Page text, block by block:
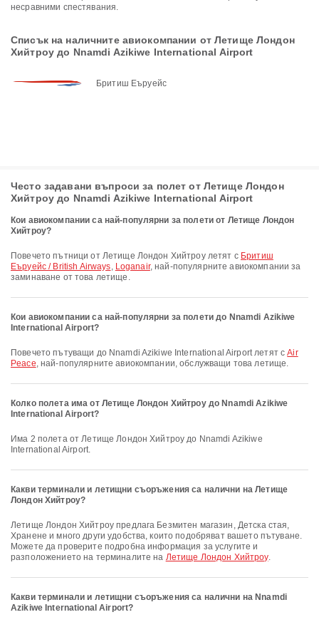
несравними спестявания.
Списък на наличните авиокомпании от Летище Лондон
Хийтроу до Nnamdi Azikiwe International Airport
Бритиш Еъруейс
Често задавани въпроси за полет от Летище Лондон
Хийтроу до Nnamdi Azikiwe International Airport
Кои авиокомпании са най-популярни за полети от Летище Лондон
Хийтроу?
Повечето пътници от Летище Лондон Хийтроу летят с Бритиш
Еъруейс / British Airways, Loganair, най-популярните авиокомпании за
заминаване от това летище.
Кои авиокомпании са най-популярни за полети до Nnamdi Azikiwe
International Airport?
Повечето пътуващи до Nnamdi Azikiwe International Airport летят сAir
Peace, най-популярните авиокомпании, обслужващи това летище.
Колко полета има от Летище Лондон Хийтроу до Nnamdi Azikiwe
International Airport?
Има 2 полета от Летище Лондон Хийтроу до Nnamdi Azikiwe
International Airport.
Какви терминали и летищни съоръжения са налични на Летище
Лондон Хийтроу?
Летище Лондон Хийтроу предлага Безмитен магазин, Детска стая,
Хранене и много други удобства, които подобряват вашето пътуване.
Можете да проверите подробна информация за услугите и
разположението на терминалите на Летище Лондон Хийтроу.
Какви терминали и летищни съоръжения са налични на Nnamdi
Azikiwe International Airport?